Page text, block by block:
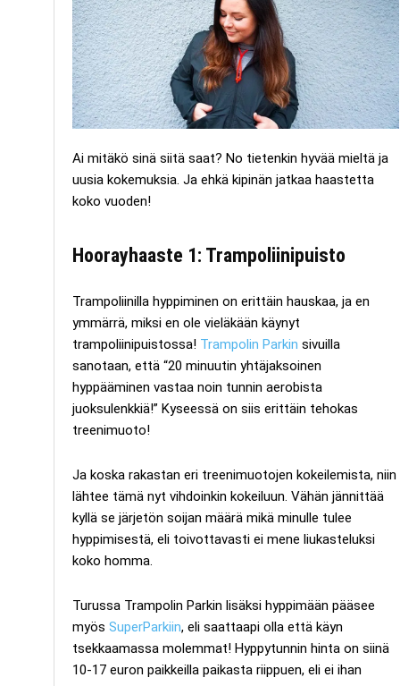
Ai mitäkö sinä siitä saat? No tietenkin hyvää mieltä ja
uusia kokemuksia. Ja ehkä kipinän jatkaa haastetta
koko vuoden!
Hoorayhaaste 1: Trampoliinipuisto
Trampoliinilla hyppiminen on erittäin hauskaa, ja en
ymmärrä, miksi en ole vieläkään käynyt
trampoliinipuistossa! Trampolin Parkin sivuilla
sanotaan, että “20 minuutin yhtäjaksoinen
hyppääminen vastaa noin tunnin aerobista
juoksulenkkiä!” Kyseessä on siis erittäin tehokas
treenimuoto!
Ja koska rakastan eri treenimuotojen kokeilemista, niin
lähtee tämä nyt vihdoinkin kokeiluun. Vähän jännittää
kyllä se järjetön soijan määrä mikä minulle tulee
hyppimisestä, eli toivottavasti ei mene liukasteluksi
koko homma.
Turussa Trampolin Parkin lisäksi hyppimään pääsee
myös SuperParkiin, eli saattaapi olla että käyn
tsekkaamassa molemmat! Hyppytunnin hinta on siinä
10-17 euron paikkeilla paikasta riippuen, eli ei ihan